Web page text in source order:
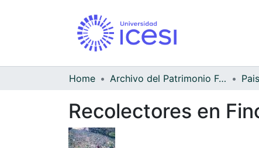
Home Archivo del Patrimonio Fotográfico y Fílmico del Valle del Cauca
Recolectores en